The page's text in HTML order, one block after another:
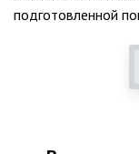
монтируются при
заезда крупной
грунтовых вод.
необходимо
подготовленной
Мы установим Вам
сточных вод по